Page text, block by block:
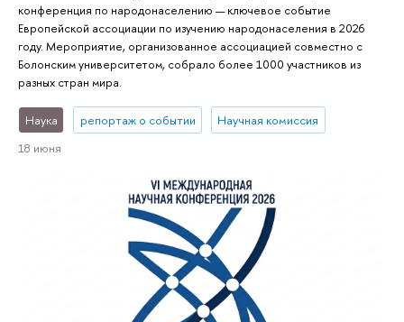
конференция по народонаселению — ключевое событие
Европейской ассоциации по изучению народонаселения в 2026
году. Мероприятие, организованное ассоциацией совместно с
Болонским университетом, собрало более 1000 участников из
разных стран мира.
Наука репортаж о событии
Научная комиссия
18 июня